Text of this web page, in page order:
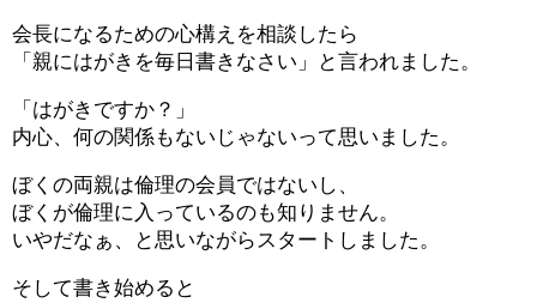
会長になるための心構えを相談したら
「親にはがきを毎日書きなさい」と言われました。
「はがきですか？」
内心、何の関係もないじゃないって思いました。
ぼくの両親は倫理の会員ではないし、
ぼくが倫理に入っているのも知りません。
いやだなぁ、と思いながらスタートしました。
そして書き始めると